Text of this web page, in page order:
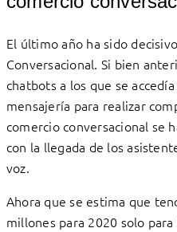
El último año ha sido
Conversacional. Si bien
chatbots a los que se
mensajería para realizar
comercio conversacional se
con la llegada de los
voz.
Ahora que se estima que
millones para 2020 solo